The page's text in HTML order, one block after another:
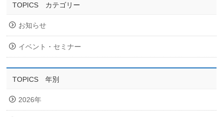
TOPICS カテゴリー
お知らせ
イベント・セミナー
TOPICS 年別
2026年